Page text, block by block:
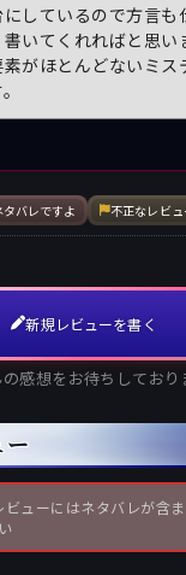
しているので方言も
いてくれればと思
がほとんどないミス
タバレですよ 不正なレビュ
新規レビューを書く
感想をお待ちしており
ューにはネタバレが含ま